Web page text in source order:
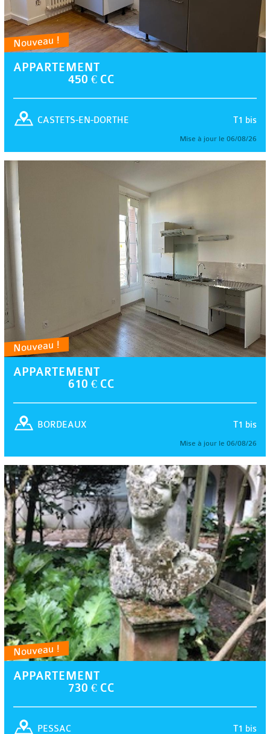
Nouveau !
APPARTEMENT
450 € CC
T1 bis
CASTETS-EN-DORTHE
Mise à jour le 06/08/26
Nouveau !
APPARTEMENT
610 € CC
T1 bis
BORDEAUX
Mise à jour le 06/08/26
Nouveau !
APPARTEMENT
730 € CC
T1 bis
PESSAC